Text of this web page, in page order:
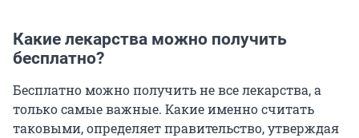
Какие лекарства можно получить
бесплатно?
Бесплатно можно получить не все лекарства, а
только самые важные. Какие именно считать
таковыми, определяет правительство, утверждая